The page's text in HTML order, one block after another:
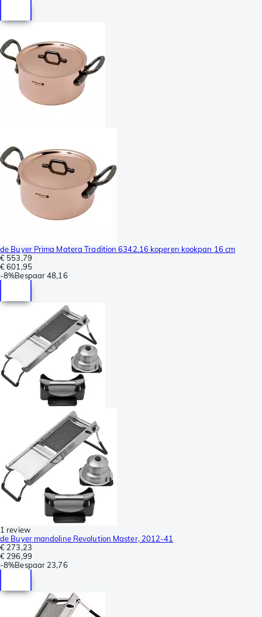
de Buyer Prima Matera Tradition 6342.16 koperen kookpan 16 cm
€ 553,79
€ 601,95
-8%Bespaar48,16
1 review
de Buyer mandoline Revolution Master, 2012-41
€ 273,23
€ 296,99
-8%Bespaar 23,76